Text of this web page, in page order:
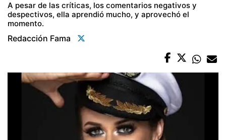
A pesar de las críticas, los comentarios negativos y
despectivos, ella aprendió mucho, y aprovechó el
momento.
Redacción Fama